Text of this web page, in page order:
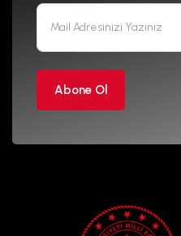
Abone Ol